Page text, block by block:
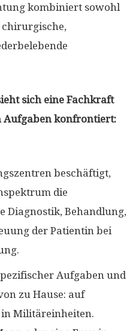
kombiniert sowohl
sich eine Fachkraft
Aufgaben konfrontiert:
beschäftigt,
die
Diagnostik, Behandlung,
der Patientin bei
Aufgaben und
zu Hause: auf
in Militäreinheiten.